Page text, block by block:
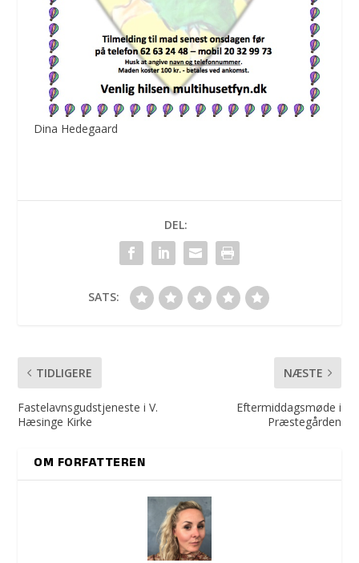
Dina Hedegaard
DEL:
SATS:
TIDLIGERE
Fastelavnsgudstjeneste i V.
Hæsinge Kirke
NÆSTE
Eftermiddagsmøde i
Præstegården
OM FORFATTEREN